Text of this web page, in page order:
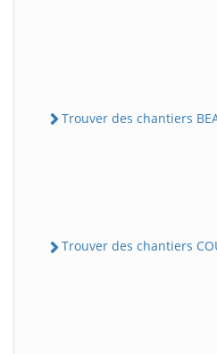
Trouver des chantiers
Trouver des chantiers